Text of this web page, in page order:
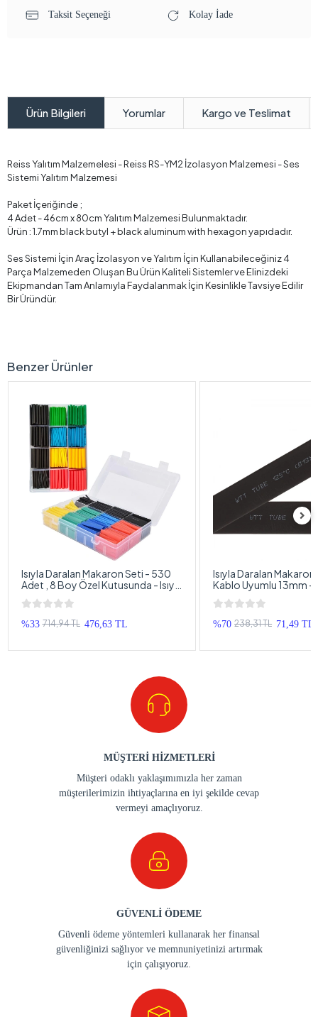
Taksit Seçeneği Kolay İade
Ürün Bilgileri Yorumlar Kargo ve Teslimat
Reiss Yalıtım Malzemelesi - Reiss RS-YM2 İzolasyon Malzemesi - Ses
Sistemi Yalıtım Malzemesi
Paket İçeriğinde ;
4 Adet - 46cm x 80cm Yalıtım Malzemesi Bulunmaktadır.
Ürün : 1.7mm black butyl + black aluminum with hexagon yapıdadır.
Ses Sistemi İçin Araç İzolasyon ve Yalıtım İçin Kullanabileceğiniz 4
Parça Malzemeden Oluşan Bu Ürün Kaliteli Sistemler ve Elinizdeki
Ekipmandan Tam Anlamıyla Faydalanmak İçin Kesinlikle Tavsiye Edilir
Bir Üründür.
Benzer Ürünler
Isıyla Daralan Makaron Seti - 530
Adet , 8 Boy Özel Kutusunda - Isıyla
Daralan Makoron
%33 714,94 TL 476,63 TL
Isıyla Daralan
Kablo Uyumlu 13mm -
Daralan Makoron - 1
%70 238,31 TL 71,49 TL
MÜŞTERİ HİZMETLERİ
Müşteri odaklı yaklaşımımızla her zaman
müşterilerimizin ihtiyaçlarına en iyi şekilde cevap
vermeyi amaçlıyoruz.
GÜVENLİ ÖDEME
Güvenli ödeme yöntemleri kullanarak her finansal
güvenliğinizi sağlıyor ve memnuniyetinizi artırmak
için çalışıyoruz.